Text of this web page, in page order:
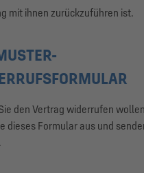
mit ihnen zurückzuführen ist.
den Vertrag widerrufen
dieses Formular aus und